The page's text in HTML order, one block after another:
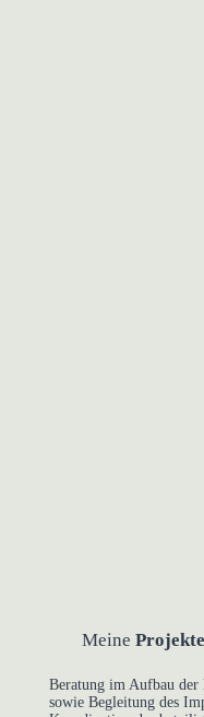
Meine Projekte
Beratung im Aufbau
sowie Begleitung des